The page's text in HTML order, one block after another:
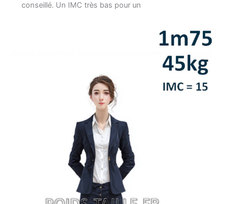
conseillé. Un IMC très bas pour un